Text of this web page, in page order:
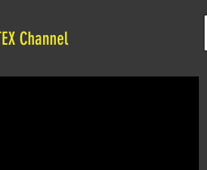
Channel